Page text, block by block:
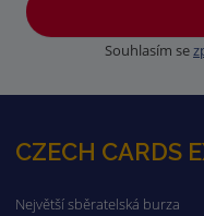
Souhlasím se
CZECH CARDS
Největší sběratelská burza